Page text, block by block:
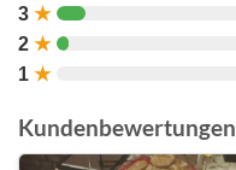
3 ★
2 ★
1 ★
Kundenbewertungen